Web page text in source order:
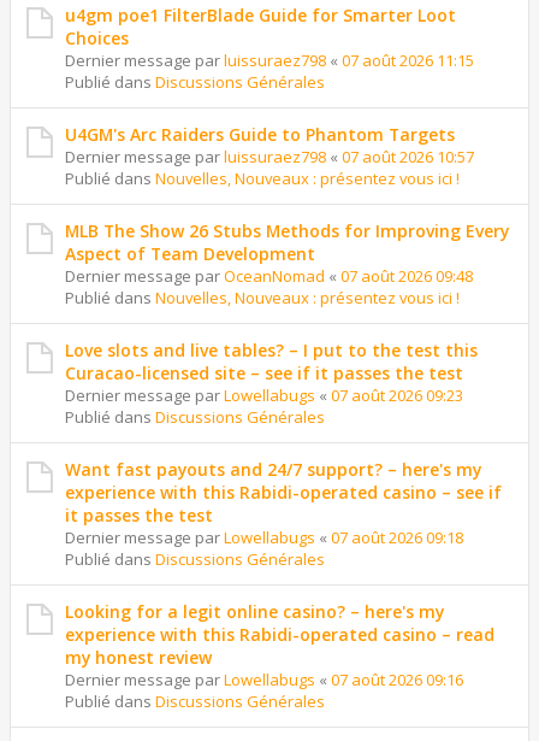
u4gm poe1 FilterBlade Guide for Smarter Loot
Choices
Dernier message parluissuraez798 « 07 août 2026 11:15
Publié dans Discussions Générales
U4GM's Arc Raiders Guide to Phantom Targets
Dernier message parluissuraez798 « 07 août 2026 10:57
Publié dans Nouvelles, Nouveaux : présentez vous ici !
MLB The Show 26 Stubs Methods for Improving Every
Aspect of Team Development
Dernier message parOceanNomad « 07 août 2026 09:48
Publié dans Nouvelles, Nouveaux : présentez vous ici !
Love slots and live tables? – I put to the test this
Curacao-licensed site – see if it passes the test
Dernier message parLowellabugs « 07 août 2026 09:23
Publié dans Discussions Générales
Want fast payouts and 24/7 support? – here's my
experience with this Rabidi-operated casino – see if
it passes the test
Dernier message parLowellabugs « 07 août 2026 09:18
Publié dans Discussions Générales
Looking for a legit online casino? – here's my
experience with this Rabidi-operated casino – read
my honest review
Dernier message parLowellabugs « 07 août 2026 09:16
Publié dans Discussions Générales